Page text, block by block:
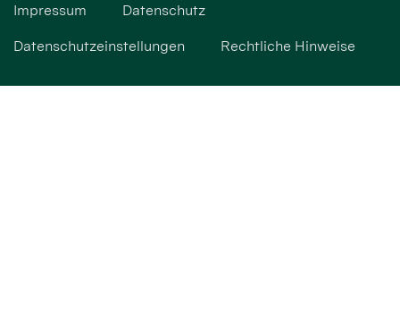
Impressum Datenschutz
Datenschutzeinstellungen Rechtliche Hinweise